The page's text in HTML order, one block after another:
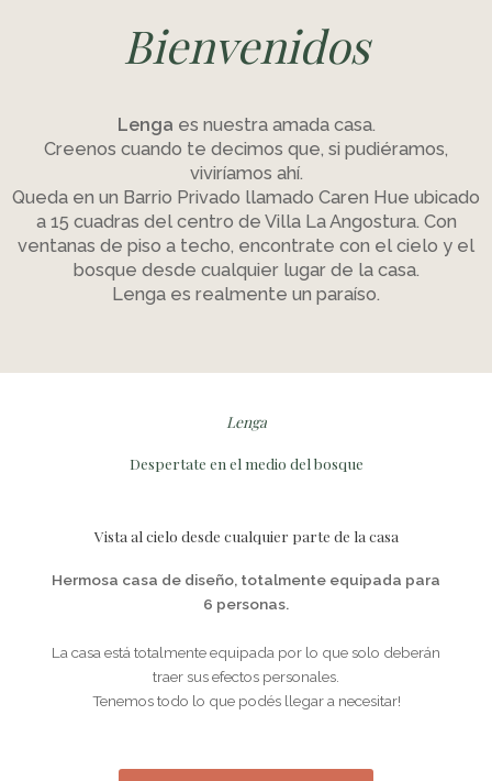
Bienvenidos
Lenga es nuestra amada casa.
Creenos cuando te decimos que, si pudiéramos,
viviríamos ahí.
Queda en un Barrio Privado llamado Caren Hue ubicado
a 15 cuadras del centro de Villa La Angostura. Con
ventanas de piso a techo, encontrate con el cielo y el
bosque desde cualquier lugar de la casa.
Lenga es realmente un paraíso.
Lenga
Despertate en el medio del bosque
Vista al cielo desde cualquier parte de la casa
Hermosa casa de diseño, totalmente equipada para
6 personas.
La casa está totalmente equipada por lo que solo deberán
traer sus efectos personales.
Tenemos todo lo que podés llegar a necesitar!